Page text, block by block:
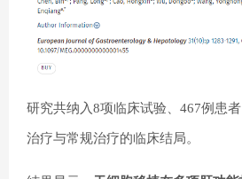
研究共纳入8项临床试验、467例患
治疗与常规治疗的临床结局。